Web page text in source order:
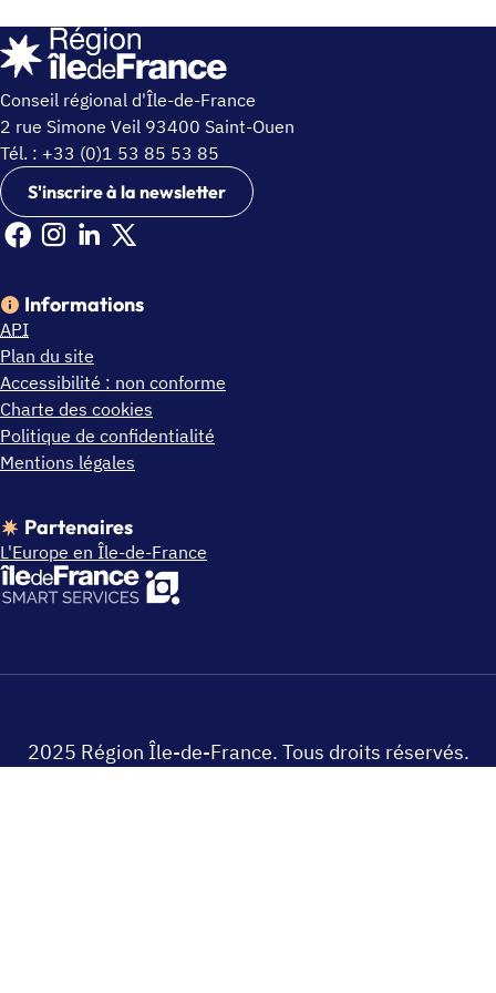
Conseil régional d'Île-de-France
2 rue Simone Veil 93400 Saint-Ouen
Tél. : +33 (0)1 53 85 53 85
S'inscrire à la newsletter
Facebook Ile de France (nouvelle fenêtre)
Instagram Ile de France (nouvelle fenêtre)
Linkedin Ile de France (nouvelle fenêtre)
X Ile de France (nouvelle fenêtre)
Informations
API
Plan du site
Accessibilité : non conforme
Charte des cookies
Politique de confidentialité
Mentions légales
Partenaires
L'Europe en Île-de-France
2025 Région Île-de-France. Tous droits réservés.